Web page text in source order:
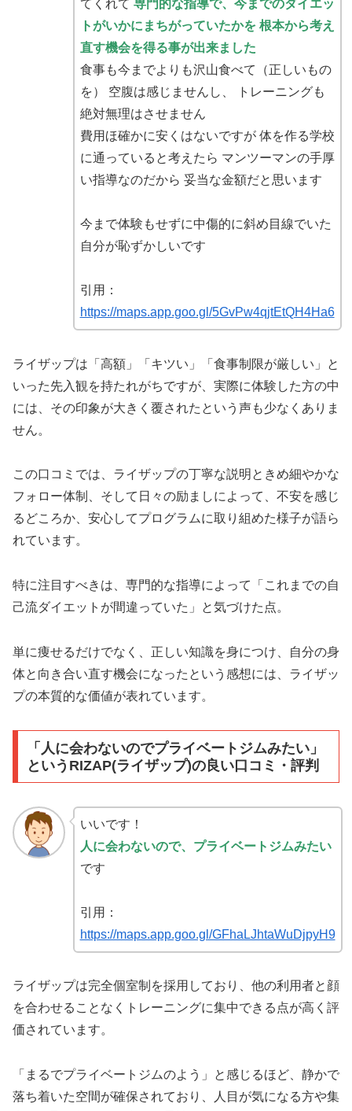
てくれて 専門的な指導で、今までのダイエッ
トがいかにまちがっていたかを 根本から考え
直す機会を得る事が出来ました
食事も今までよりも沢山食べて（正しいもの
を） 空腹は感じませんし、 トレーニングも
絶対無理はさせません
費用ほ確かに安くはないですが 体を作る学校
に通っていると考えたら マンツーマンの手厚
い指導なのだから 妥当な金額だと思います
今まで体験もせずに中傷的に斜め目線でいた
自分が恥ずかしいです
引用：
https://maps.app.goo.gl/5GvPw4qjtEtQH4Ha6
ライザップは「高額」「キツい」「食事制限が厳しい」と
いった先入観を持たれがちですが、実際に体験した方の中
には、その印象が大きく覆されたという声も少なくありま
せん。
この口コミでは、ライザップの丁寧な説明ときめ細やかな
フォロー体制、そして日々の励ましによって、不安を感じ
るどころか、安心してプログラムに取り組めた様子が語ら
れています。
特に注目すべきは、専門的な指導によって「これまでの自
己流ダイエットが間違っていた」と気づけた点。
単に痩せるだけでなく、正しい知識を身につけ、自分の身
体と向き合い直す機会になったという感想には、ライザッ
プの本質的な価値が表れています。
「人に会わないのでプライベートジムみたい」
というRIZAP(ライザップ)の良い口コミ・評判
いいです！
人に会わないので、プライベートジムみたい
です
引用：
https://maps.app.goo.gl/GFhaLJhtaWuDjpyH9
ライザップは完全個室制を採用しており、他の利用者と顔
を合わせることなくトレーニングに集中できる点が高く評
価されています。
「まるでプライベートジムのよう」と感じるほど、静かで
落ち着いた空間が確保されており、人目が気になる方や集